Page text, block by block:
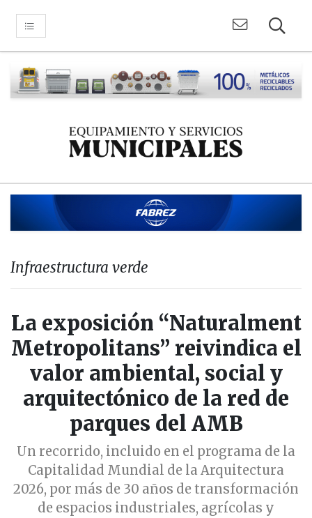
Infraestructura verde
La exposición “Naturalment
Metropolitans” reivindica el
valor ambiental, social y
arquitectónico de la red de
parques del AMB
Un recorrido, incluido en el programa de la
Capitalidad Mundial de la Arquitectura
2026, por más de 30 años de transformación
de espacios industriales, agrícolas y